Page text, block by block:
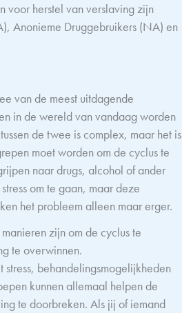
voor herstel van verslaving zijn
Anonieme Druggebruikers (NA) en
van de meest uitdagende
in de wereld van vandaag worden
de twee is complex, maar het is
moet worden om de cyclus te
naar drugs, alcohol of ander
om te gaan, maar deze
het probleem alleen maar erger.
zijn om de cyclus te
te overwinnen.
stress, behandelingsmogelijkheden
kunnen allemaal helpen de
te doorbreken. Als jij of iemand